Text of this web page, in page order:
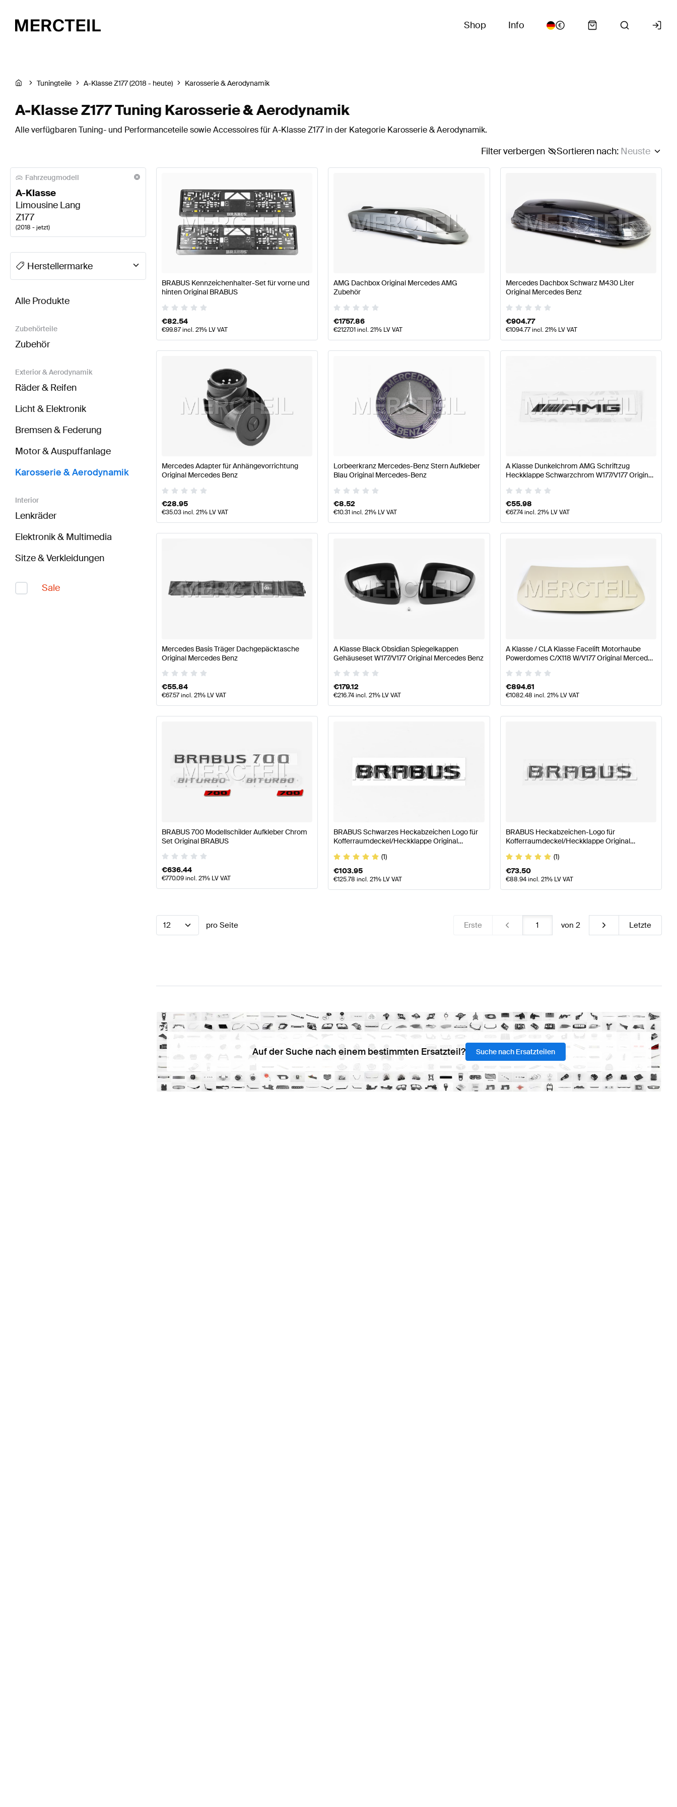
Shop Info
Tuningteile A-Klasse Z177 (2018 - heute) Karosserie & Aerodynamik
A-Klasse Z177 Tuning Karosserie & Aerodynamik
Alle verfügbaren Tuning- und Performanceteile sowie Accessoires für A-Klasse Z177 in der Kategorie Karosserie & Aerodynamik.
Sortieren nach: Neuste
Filter verbergen
Fahrzeugmodell
A-Klasse
Limousine Lang
Z177
(2018 - jetzt)
A-Klasse Tuning Karosserie & AerodynamikA-Klasse W177 Modellpflege Tuning Karosserie & Aerodynamik A-Klasse W177 Tuning Karosserie & Aerodynamik
Herstellermarke
BRABUS A-Klasse Z177 Karosserie & AerodynamikAMG A-Klasse Z177 Karosserie & AerodynamikMercedes-Benz A-Klasse Z177 Karosserie & Aerodynamik
Alle Produkte
Zubehörteile
Zubehör
Exterior & Aerodynamik
Räder & Reifen
Licht & Elektronik
Bremsen & Federung
Motor & Auspuffanlage
Karosserie & Aerodynamik
Interior
Lenkräder
Elektronik & Multimedia
Sitze & Verkleidungen
Sale
BRABUS Kennzeichenhalter-Set für vorne und
hinten Original BRABUS
€82.54
€99.87incl. 21% LV VAT
AMG Dachbox Original Mercedes AMG
Zubehör
€1757.86
€2127.01incl. 21% LV VAT
Mercedes Dachbox Schwarz M430 Liter
Original Mercedes Benz
€904.77
€1094.77incl. 21% LV VAT
Mercedes Adapter für Anhängevorrichtung
Original Mercedes Benz
€28.95
€35.03incl. 21% LV VAT
Lorbeerkranz Mercedes-Benz Stern Aufkleber
Blau Original Mercedes-Benz
€8.52
€10.31incl. 21% LV VAT
A Klasse Dunkelchrom AMG Schriftzug
Heckklappe Schwarzchrom W177/V177 Original
€55.98
€67.74incl. 21% LV VAT
Mercedes Basis Träger Dachgepäcktasche
Original Mercedes Benz
€55.84
€67.57incl. 21% LV VAT
A Klasse Black Obsidian Spiegelkappen
Gehäuseset W177/V177 Original Mercedes Benz
€179.12
€216.74incl. 21% LV VAT
A Klasse / CLA Klasse Facelift Motorhaube
Powerdomes C/X118 W/V177 Original Mercedes
€894.61
€1082.48 incl. 21% LV VAT
BRABUS 700 Modellschilder Aufkleber Chrom
Set Original BRABUS
€636.44
€770.09incl. 21% LV VAT
BRABUS Schwarzes Heckabzeichen Logo für
Kofferraumdeckel/Heckklappe Original
(1)
€103.95
€125.78 incl. 21% LV VAT
BRABUS Heckabzeichen-Logo für
Kofferraumdeckel/Heckklappe Original
(1)
€73.50
€88.94incl. 21% LV VAT
12 pro Seite Erste von 2 Letzte
Auf der Suche nach einem bestimmten Ersatzteil? Suche nach Ersatzteilen